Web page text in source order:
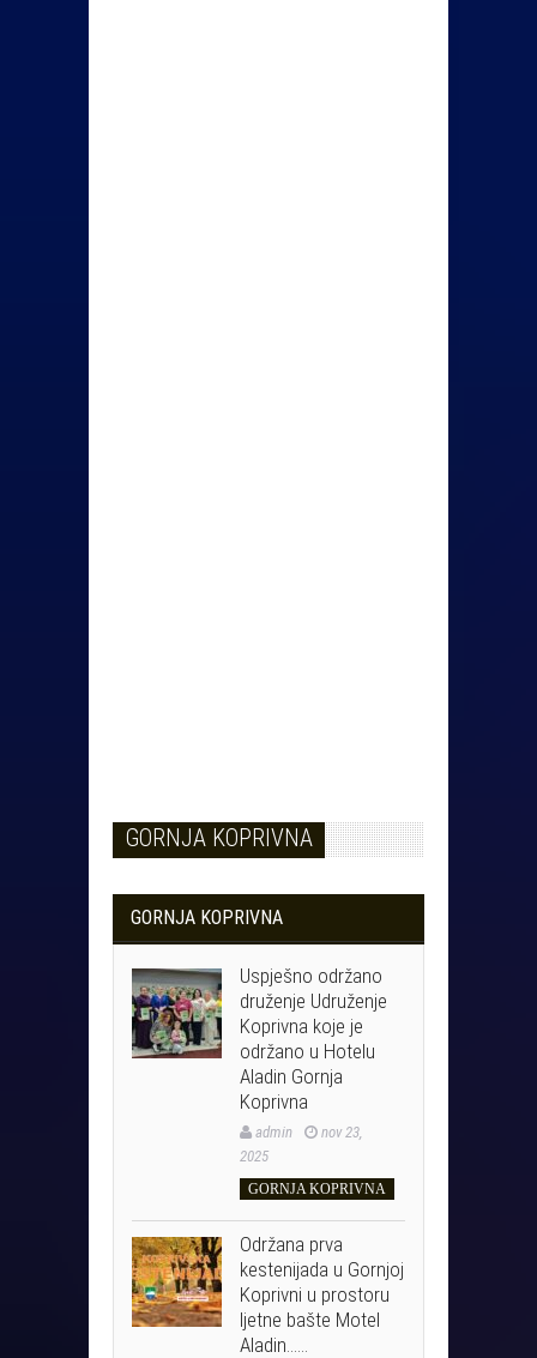
GORNJA KOPRIVNA
GORNJA KOPRIVNA
Uspješno održano
druženje Udruženje
Koprivna koje je
održano u Hotelu
Aladin Gornja
Koprivna
admin
nov 23,
2025
GORNJA KOPRIVNA
Održana prva
kestenijada u Gornjoj
Koprivni u prostoru
ljetne bašte Motel
Aladin……